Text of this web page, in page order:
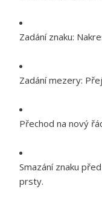
Zadání znaku:
Zadání mezery:
Přechod na nový
Smazání znaku
prsty.